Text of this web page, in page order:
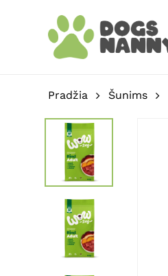
Pradžia Šunims